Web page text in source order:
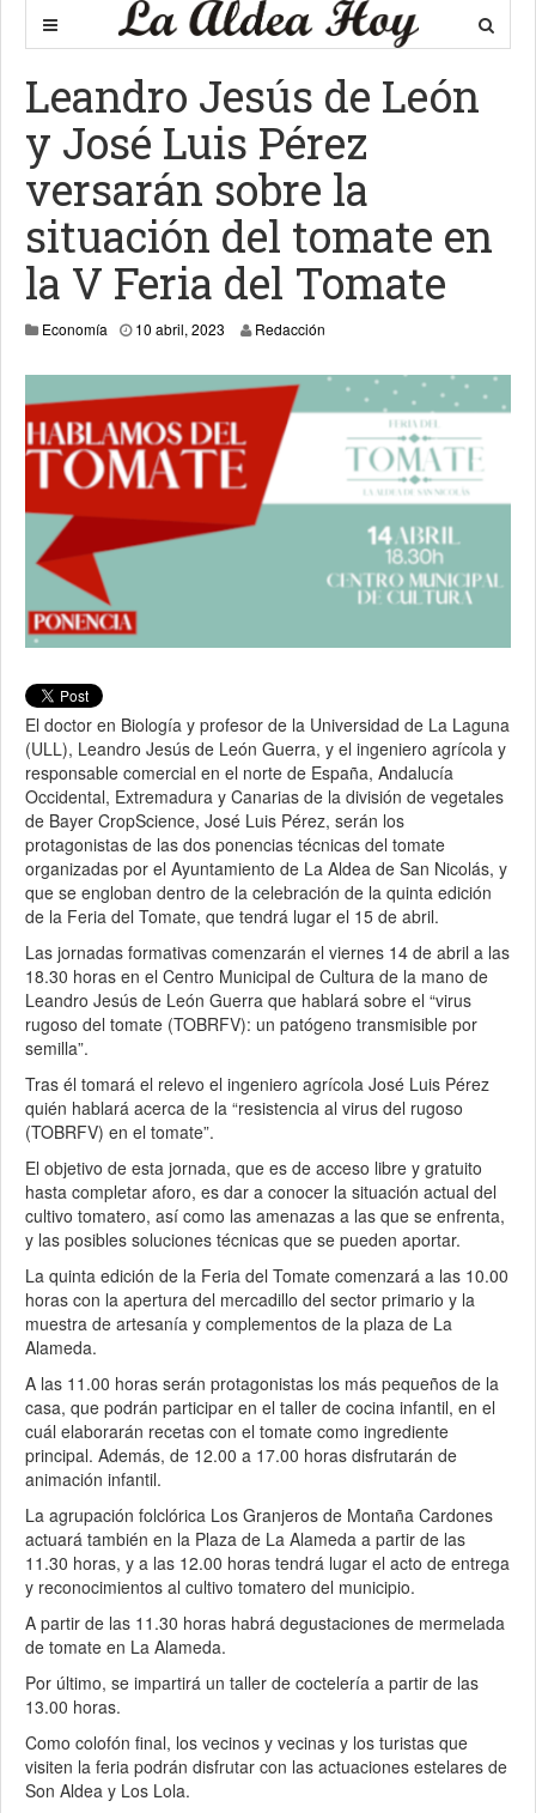
Leandro Jesús de León
y José Luis Pérez
versarán sobre la
situación del tomate en
la V Feria del Tomate
Economía 10 abril, 2023 13 abril, 2023
Redacción
El doctor en Biología y profesor de la Universidad de La Laguna
(ULL), Leandro Jesús de León Guerra, y el ingeniero agrícola y
responsable comercial en el norte de España, Andalucía
Occidental, Extremadura y Canarias de la división de vegetales
de Bayer CropScience, José Luis Pérez, serán los
protagonistas de las dos ponencias técnicas del tomate
organizadas por el Ayuntamiento de La Aldea de San Nicolás, y
que se engloban dentro de la celebración de la quinta edición
de la Feria del Tomate, que tendrá lugar el 15 de abril.
Las jornadas formativas comenzarán el viernes 14 de abril a las
18.30 horas en el Centro Municipal de Cultura de la mano de
Leandro Jesús de León Guerra que hablará sobre el “virus
rugoso del tomate (TOBRFV): un patógeno transmisible por
semilla”.
Tras él tomará el relevo el ingeniero agrícola José Luis Pérez
quién hablará acerca de la “resistencia al virus del rugoso
(TOBRFV) en el tomate”.
El objetivo de esta jornada, que es de acceso libre y gratuito
hasta completar aforo, es dar a conocer la situación actual del
cultivo tomatero, así como las amenazas a las que se enfrenta,
y las posibles soluciones técnicas que se pueden aportar.
La quinta edición de la Feria del Tomate comenzará a las 10.00
horas con la apertura del mercadillo del sector primario y la
muestra de artesanía y complementos de la plaza de La
Alameda.
A las 11.00 horas serán protagonistas los más pequeños de la
casa, que podrán participar en el taller de cocina infantil, en el
cuál elaborarán recetas con el tomate como ingrediente
principal. Además, de 12.00 a 17.00 horas disfrutarán de
animación infantil.
La agrupación folclórica Los Granjeros de Montaña Cardones
actuará también en la Plaza de La Alameda a partir de las
11.30 horas, y a las 12.00 horas tendrá lugar el acto de entrega
y reconocimientos al cultivo tomatero del municipio.
A partir de las 11.30 horas habrá degustaciones de mermelada
de tomate en La Alameda.
Por último, se impartirá un taller de coctelería a partir de las
13.00 horas.
Como colofón final, los vecinos y vecinas y los turistas que
visiten la feria podrán disfrutar con las actuaciones estelares de
Son Aldea y Los Lola.